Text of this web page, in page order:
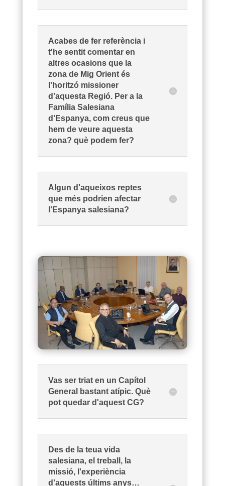
Acabes de fer referència i
t'he sentit comentar en
altres ocasions que la
zona de Mig Orient és
l'horitzó missioner
d'aquesta Regió. Per a la
Família Salesiana
d'Espanya, com creus que
hem de veure aquesta
zona? què podem fer?
Algun d'aqueixos reptes
que més podrien afectar
l'Espanya salesiana?
Vas ser triat en un Capítol
General bastant atípic. Què
pot quedar d'aquest CG?
Des de la teua vida
salesiana, el treball, la
missió, l'experiència
d'aquests últims anys…